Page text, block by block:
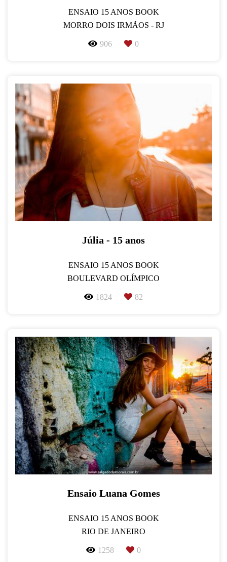
ENSAIO 15 ANOS BOOK
MORRO DOIS IRMÃOS - RJ
906 0
Júlia - 15 anos
ENSAIO 15 ANOS BOOK
BOULEVARD OLÍMPICO
1824 82
Ensaio Luana Gomes
ENSAIO 15 ANOS BOOK
RIO DE JANEIRO
1258 0